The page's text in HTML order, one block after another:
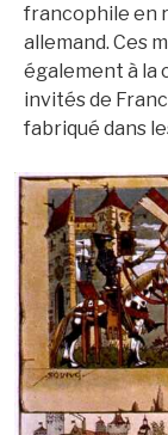
francophile en
allemand. Ces
également à la
invités de
fabriqué dans